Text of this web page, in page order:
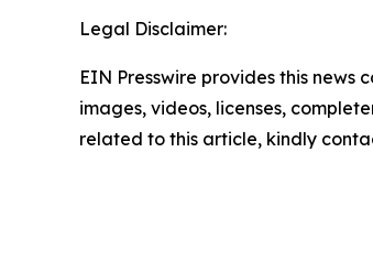
Legal Disclaimer:
EIN Presswire provides this
images, videos, licenses,
related to this article, kindly